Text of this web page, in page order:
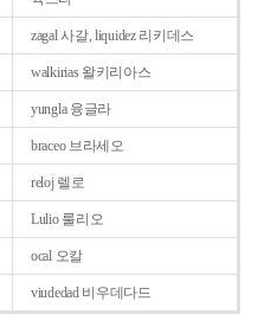
zagal 사갈, liquidez 리키데스
walkirias 왈키리아스
yungla 융글라
braceo 브라세오
reloj 렐로
Lulio 룰리오
ocal 오칼
viudedad 비우데다드